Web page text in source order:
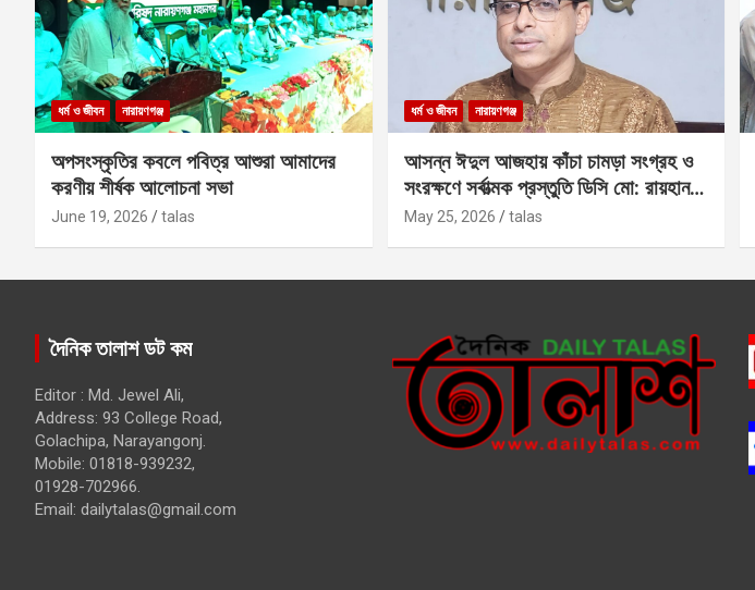
ধর্ম ও জীবন নারায়ণগঞ্জ
অপসংস্কৃতির কবলে পবিত্র আশুরা আমাদের
করণীয় শীর্ষক আলোচনা সভা
June 19, 2026 talas
ধর্ম ও জীবন নারায়ণগঞ্জ
আসন্ন ঈদুল আজহায় কাঁচা চামড়া সংগ্রহ ও
সংরক্ষণে সর্বাত্মক প্রস্তুতি ডিসি মো: রায়হান
কবির
May 25, 2026 talas
দৈনিক তালাশ ডট কম
Editor : Md. Jewel Ali,
Address: 93 College Road,
Golachipa, Narayangonj.
Mobile: 01818-939232,
01928-702966.
Email: dailytalas@gmail.com